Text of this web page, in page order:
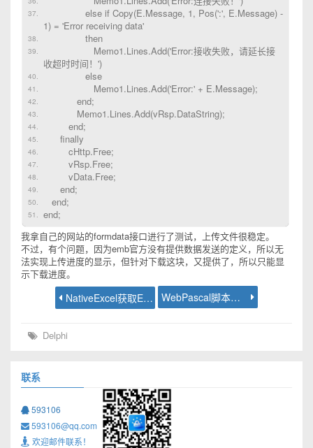
else if Copy(E.Message, 1, Pos(':', E.Message) -
1) = 'Error receiving data'
then
Memo1.Lines.Add('Error:接收失败，请延长接
收超时时间！')
else
Memo1.Lines.Add('Error:' + E.Message);
end;
Memo1.Lines.Add(vRsp.DataString);
end;
finally
cHttp.Free;
vRsp.Free;
vData.Free;
end;
end;
end;
我拿自己的网站的formdata接口进行了测试，上传文件很稳定。
不过，有个问题，因为emb官方没有提供数据发送的定义，所以无
法实现上传进度的显示，但针对下载这块，又提供了，所以只能显
示下载进度。
NativeExcel获取Excel所有列 WebPascal脚本模型教程 - js解析dataset数据集
Delphi
联系
593106
593106@qq.com
欢迎邮件联系！